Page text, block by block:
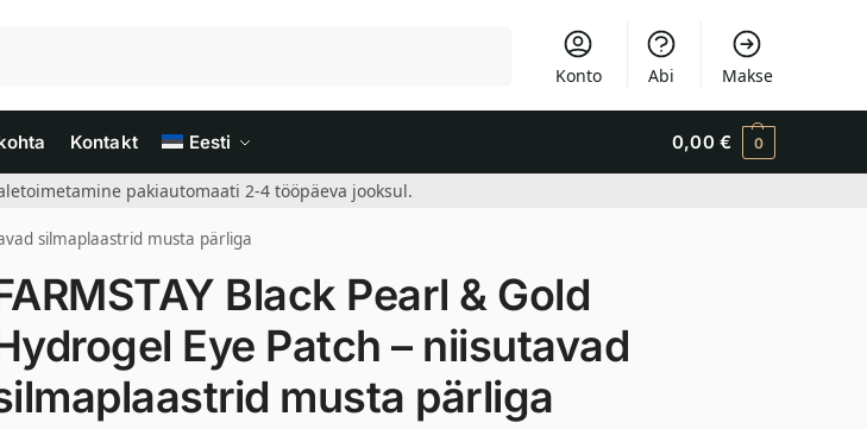
Konto Abi Makse
Kontakt Eesti 0,00 € 0
pakiautomaati 2-4 tööpäeva jooksul.
silmaplaastrid musta pärliga
Black Pearl & Gold
Eye Patch – niisutavad
musta pärliga